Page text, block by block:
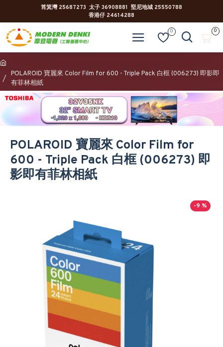
筲箕灣 25687273 太子 36908881 堅尼地城 25550788
香港仔 24614288
0 0
POLAROID 寶麗來 Color Film for 600 - Triple Pack 白框 (006273) 即影即
有菲林相紙
POLAROID 寶麗來 Color Film for
600 - Triple Pack 白框 (006273) 即
影即有菲林相紙
-9 %